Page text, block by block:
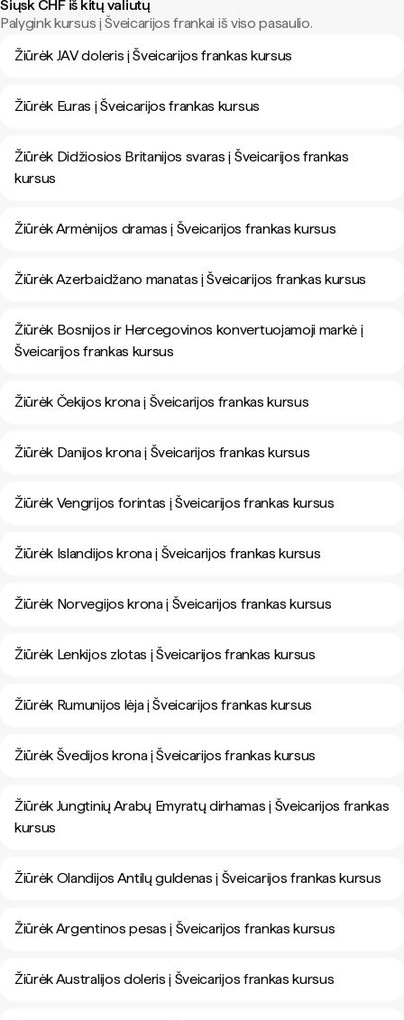
Siųsk CHF iš kitų valiutų
Palygink kursus į Šveicarijos frankai iš viso pasaulio.
Žiūrėk JAV doleris į Šveicarijos frankas kursus
Žiūrėk Euras į Šveicarijos frankas kursus
Žiūrėk Didžiosios Britanijos svaras į Šveicarijos frankas
kursus
Žiūrėk Armėnijos dramas į Šveicarijos frankas kursus
Žiūrėk Azerbaidžano manatas į Šveicarijos frankas kursus
Žiūrėk Bosnijos ir Hercegovinos konvertuojamoji markė į
Šveicarijos frankas kursus
Žiūrėk Čekijos krona į Šveicarijos frankas kursus
Žiūrėk Danijos krona į Šveicarijos frankas kursus
Žiūrėk Vengrijos forintas į Šveicarijos frankas kursus
Žiūrėk Islandijos krona į Šveicarijos frankas kursus
Žiūrėk Norvegijos krona į Šveicarijos frankas kursus
Žiūrėk Lenkijos zlotas į Šveicarijos frankas kursus
Žiūrėk Rumunijos lėja į Šveicarijos frankas kursus
Žiūrėk Švedijos krona į Šveicarijos frankas kursus
Žiūrėk Jungtinių Arabų Emyratų dirhamas į Šveicarijos frankas
kursus
Žiūrėk Olandijos Antilų guldenas į Šveicarijos frankas kursus
Žiūrėk Argentinos pesas į Šveicarijos frankas kursus
Žiūrėk Australijos doleris į Šveicarijos frankas kursus